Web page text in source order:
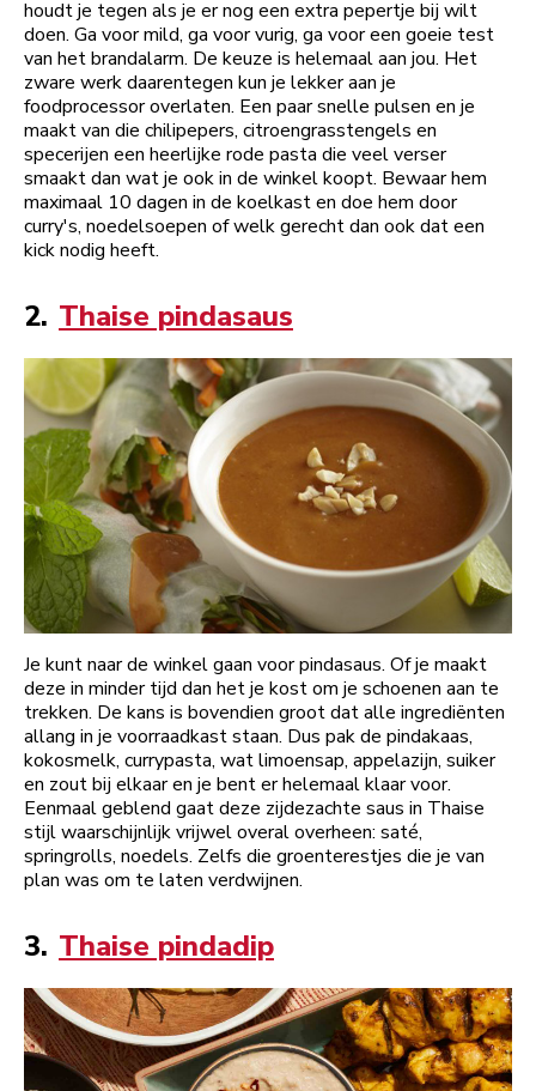
houdt je tegen als je er nog een extra pepertje bij wilt
doen. Ga voor mild, ga voor vurig, ga voor een goeie test
van het brandalarm. De keuze is helemaal aan jou. Het
zware werk daarentegen kun je lekker aan je
foodprocessor overlaten. Een paar snelle pulsen en je
maakt van die chilipepers, citroengrasstengels en
specerijen een heerlijke rode pasta die veel verser
smaakt dan wat je ook in de winkel koopt. Bewaar hem
maximaal 10 dagen in de koelkast en doe hem door
curry's, noedelsoepen of welk gerecht dan ook dat een
kick nodig heeft.
2. Thaise pindasaus
Je kunt naar de winkel gaan voor pindasaus. Of je maakt
deze in minder tijd dan het je kost om je schoenen aan te
trekken. De kans is bovendien groot dat alle ingrediënten
allang in je voorraadkast staan. Dus pak de pindakaas,
kokosmelk, currypasta, wat limoensap, appelazijn, suiker
en zout bij elkaar en je bent er helemaal klaar voor.
Eenmaal geblend gaat deze zijdezachte saus in Thaise
stijl waarschijnlijk vrijwel overal overheen: saté,
springrolls, noedels. Zelfs die groenterestjes die je van
plan was om te laten verdwijnen.
3. Thaise pindadip